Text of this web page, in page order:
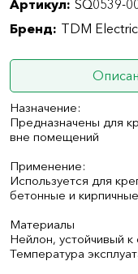
Артикул: SQ0539-
Бренд: TDM Electric
Назначение:
Предназначены для
вне помещений
Применение:
Используется для
бетонные и
Материалы
Нейлон, устойчивый к
Температура